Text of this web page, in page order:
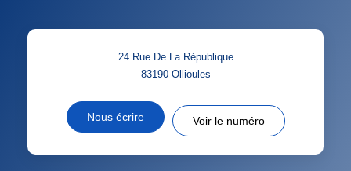
24 Rue De La République
83190 Ollioules
Nous écrire Voir le numéro